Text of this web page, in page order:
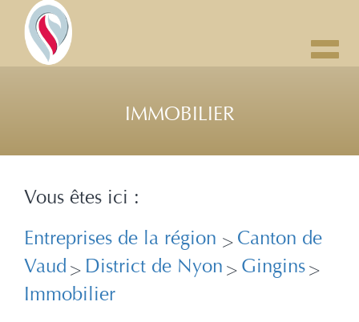
IMMOBILIER
Vous êtes ici :
Entreprises de la région > Canton de
Vaud > District de Nyon > Gingins>
Immobilier